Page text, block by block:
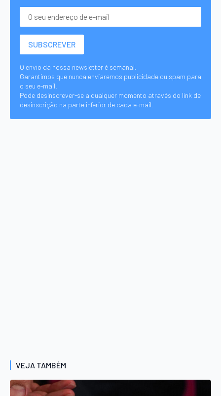
O envio da nossa newsletter é semanal.
Garantimos que nunca enviaremos publicidade ou spam para
o seu e-mail.
Pode desinscrever-se a qualquer momento através do link de
desinscrição na parte inferior de cada e-mail.
VEJA TAMBÉM